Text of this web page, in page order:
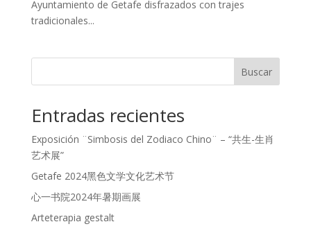
Ayuntamiento de Getafe disfrazados con trajes
tradicionales...
Buscar
Entradas recientes
Exposición ¨Simbosis del Zodiaco Chino¨ – “共生-生肖
艺术展”
Getafe 2024黑色文学文化艺术节
心一书院2024年暑期画展
Arteterapia gestalt